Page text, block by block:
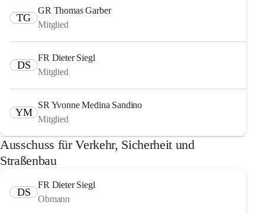
TG
GR Thomas Garber
Mitglied
DS
FR Dieter Siegl
Mitglied
YM
SR Yvonne Medina Sandino
Mitglied
Ausschuss für Verkehr, Sicherheit und
Straßenbau
DS
FR Dieter Siegl
Obmann